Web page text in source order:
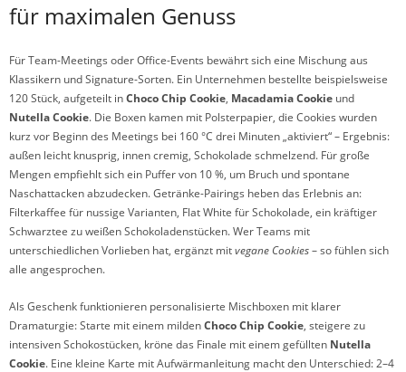
für maximalen Genuss
Für Team-Meetings oder Office-Events bewährt sich eine Mischung aus
Klassikern und Signature-Sorten. Ein Unternehmen bestellte beispielsweise
120 Stück, aufgeteilt inChoco Chip Cookie, Macadamia Cookie und
Nutella Cookie. Die Boxen kamen mit Polsterpapier, die Cookies wurden
kurz vor Beginn des Meetings bei 160 °C drei Minuten „aktiviert“ – Ergebnis:
außen leicht knusprig, innen cremig, Schokolade schmelzend. Für große
Mengen empfiehlt sich ein Puffer von 10 %, um Bruch und spontane
Naschattacken abzudecken. Getränke-Pairings heben das Erlebnis an:
Filterkaffee für nussige Varianten, Flat White für Schokolade, ein kräftiger
Schwarztee zu weißen Schokoladenstücken. Wer Teams mit
unterschiedlichen Vorlieben hat, ergänzt mitvegane Cookies– so fühlen sich
alle angesprochen.
Als Geschenk funktionieren personalisierte Mischboxen mit klarer
Dramaturgie: Starte mit einem mildenChoco Chip Cookie, steigere zu
intensiven Schokostücken, kröne das Finale mit einem gefüllten Nutella
Cookie. Eine kleine Karte mit Aufwärmanleitung macht den Unterschied: 2–4